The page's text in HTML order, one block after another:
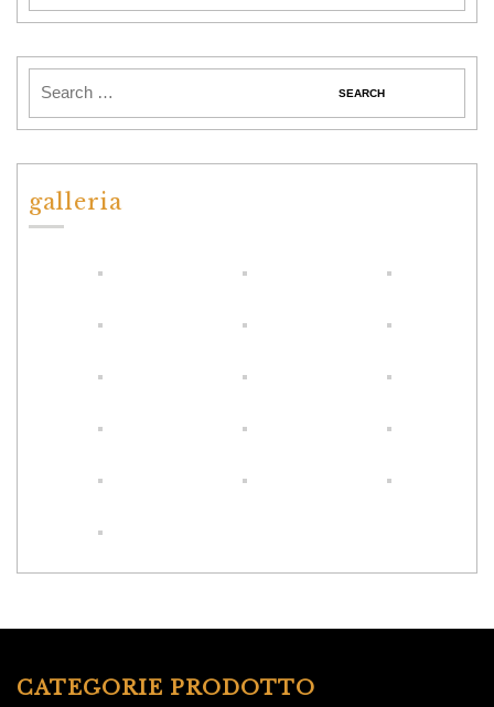
galleria
CATEGORIE PRODOTTO